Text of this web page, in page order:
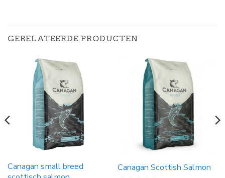
GERELATEERDE PRODUCTEN
Canagan small breed
Canagan Scottish Salmon